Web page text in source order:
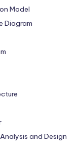
Model
Diagram
and Design